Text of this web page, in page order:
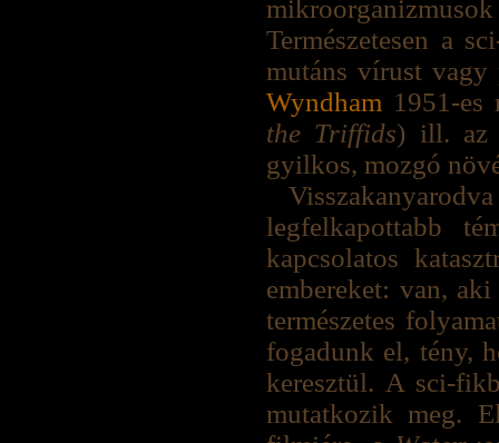
Természetesen a
mutáns vírust
Wyndham 1951-es
the Triffids) ill. az
gyilkos, mozgó
legfelkapottabb
kapcsolatos
embereket: van,
természetes
fogadunk el, tény,
keresztül. A sci-
mutatkozik meg.